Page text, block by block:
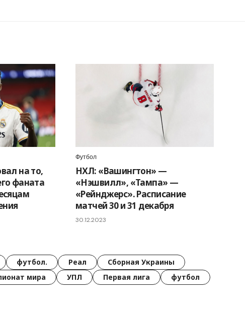
на то,
фаната
Футбол
НХЛ: «Вашингтон» —
«Нэшвилл», «Тампа» —
«Рейнджерс». Расписание
матчей 30 и 31 декабря
30.12.2023
футбол. Реал
Сборная Украины
мира УПЛ Первая лига
футбол